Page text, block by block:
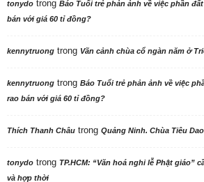
tonydo trong Báo Tuổi trẻ phản ảnh về việc phần
bán với giá 60 tỉ đồng?
kennytruong trong Vãn cảnh chùa cổ ngàn năm ở
kennytruong trong Báo Tuổi trẻ phản ảnh về việc
rao bán với giá 60 tỉ đồng?
Thích Thanh Châu trong Quảng Ninh. Chùa Tiêu
tonydo trong TP.HCM: “Văn hoá nghi lễ Phật giáo”
và hợp thời